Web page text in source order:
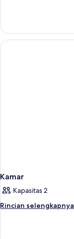
Kamar
Kamar
Kapasitas 2
Rincian selengkapnya
Rincian